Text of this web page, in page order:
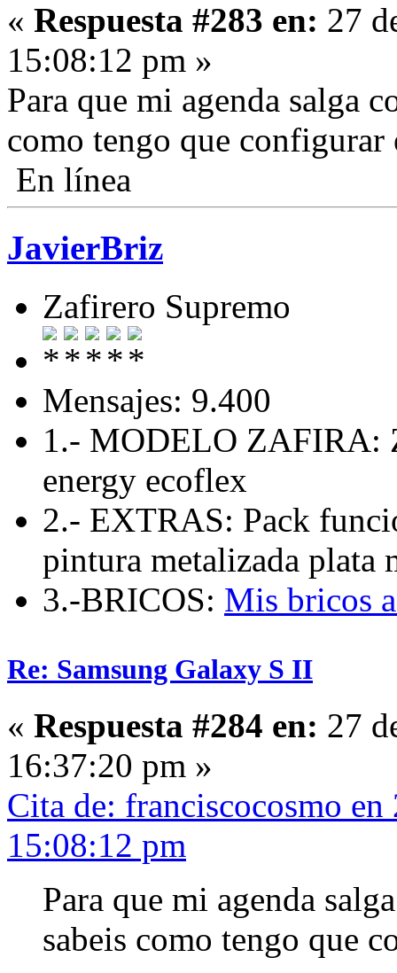
« Respuesta #283 en: 27
15:08:12 pm »
Para que mi agenda salga
como tengo que configurar
En línea
JavierBriz
Zafirero Supremo
Mensajes: 9.400
1.- MODELO ZAFIRA:
energy ecoflex
2.- EXTRAS: Pack
pintura metalizada plata
3.-BRICOS: Mis bricos
Re: Samsung Galaxy S II
« Respuesta #284 en: 27
16:37:20 pm »
Cita de: franciscocosmo
15:08:12 pm
Para que mi agenda
sabeis como tengo que